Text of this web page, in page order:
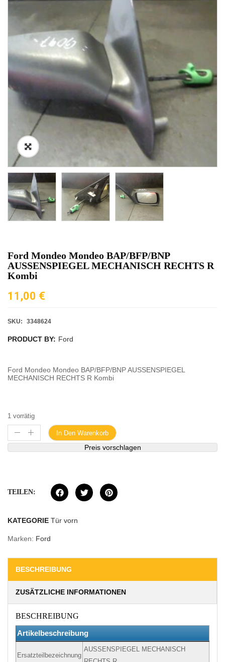
Ford Mondeo Mondeo BAP/BFP/BNP
AUSSENSPIEGEL MECHANISCH RECHTS R
Kombi
11,00 €
SKU: 3348624
PRODUCT BY: Ford
Ford Mondeo Mondeo BAP/BFP/BNP AUSSENSPIEGEL
MECHANISCH RECHTS R Kombi
1 vorrätig
In Den Warenkorb
Preis vorschlagen
TEILEN:
KATEGORIE Tür vorn
Marken: Ford
BESCHREIBUNG
ZUSÄTZLICHE INFORMATIONEN
BESCHREIBUNG
Artikelbeschreibung
Ersatzteilbezeichnung
AUSSENSPIEGEL MECHANISCH